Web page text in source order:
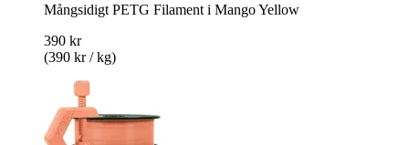
Mångsidigt PETG Filament i Mango Yellow
390 kr
(390 kr / kg)